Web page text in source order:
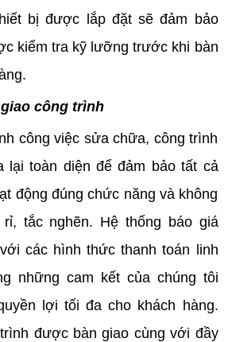
bị được lắp đặt sẽ đảm bảo
kiểm tra kỹ lưỡng trước khi bàn
công trình
công việc sửa chữa, công trình
lại toàn diện để đảm bảo tất cả
động đúng chức năng và không
tắc nghẽn. Hệ thống báo giá
các hình thức thanh toán linh
những cam kết của chúng tôi
lợi tối đa cho khách hàng.
được bàn giao cùng với đầy